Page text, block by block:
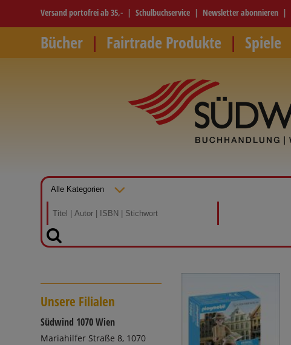
Versand portofrei ab 35,- Schulbuchservice Newsletter abonnieren
Bücher Fairtrade Produkte Spiele
Unsere Filialen
Südwind 1070 Wien
Mariahilfer Straße 8, 1070